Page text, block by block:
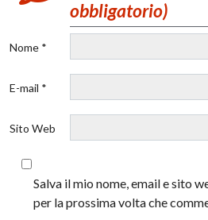
obbligatorio)
Nome *
E-mail *
Sito Web
Salva il mio nome, email e sito
per la prossima volta che